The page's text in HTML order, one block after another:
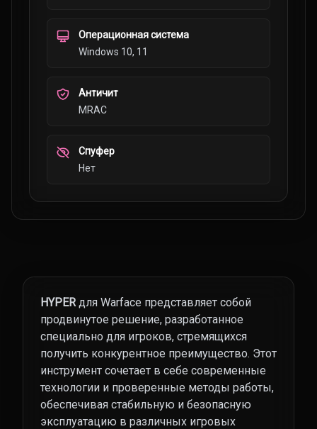
Операционная система
Windows 10, 11
Античит
MRAC
Спуфер
Нет
HYPERдля Warface представляет собой
продвинутое решение, разработанное
специально для игроков, стремящихся
получить конкурентное преимущество. Этот
инструмент сочетает в себе современные
технологии и проверенные методы работы,
обеспечивая стабильную и безопасную
эксплуатацию в различных игровых